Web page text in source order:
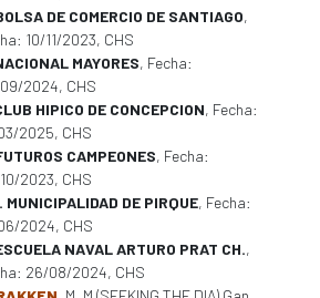
DE COMERCIO DE SANTIAGO,
10/11/2023, CHS
MAYORES, Fecha:
2024, CHS
HIPICO DE CONCEPCION, Fecha:
2025, CHS
CAMPEONES, Fecha:
2023, CHS
MUNICIPALIDAD DE PIRQUE, Fecha:
2024, CHS
NAVAL ARTURO PRAT CH.,
26/08/2024, CHS